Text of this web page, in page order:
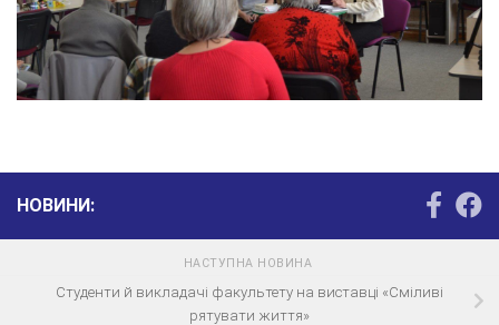
НОВИНИ:
НАСТУПНА НОВИНА
Студенти й викладачі факультету на виставці «Сміливі
рятувати життя»